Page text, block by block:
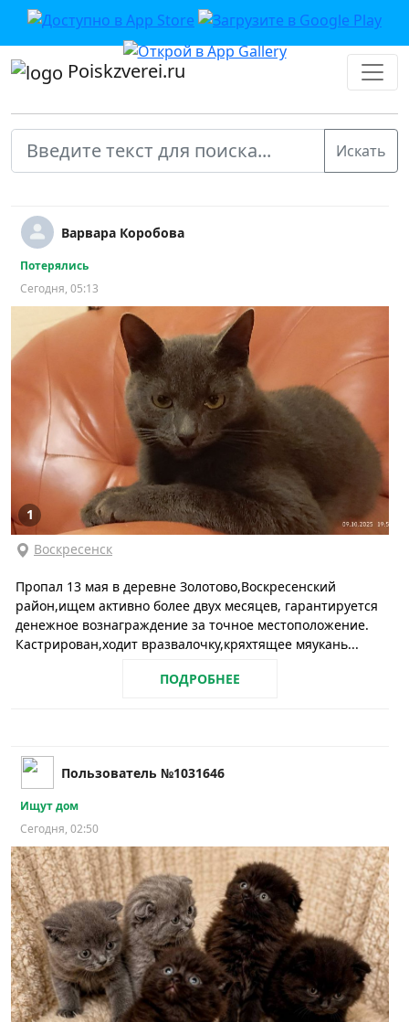
Poiskzverei.ru
Варвара Коробова
Потерялись
Сегодня, 05:13
1
Воскресенск
Пропал 13 мая в деревне Золотово,Воскресенский
район,ищем активно более двух месяцев, гарантируется
денежное вознаграждение за точное местоположение.
Кастрирован,ходит вразвалочку,кряхтящее мяукань...
ПОДРОБНЕЕ
Пользователь №1031646
Ищут дом
Сегодня, 02:50